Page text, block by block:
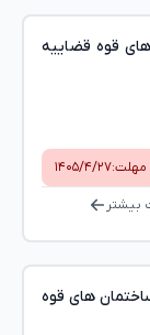
قوه قضاییه
مهلت:۱۴۰۵/۴/۲۷
بیشتر
های قوه